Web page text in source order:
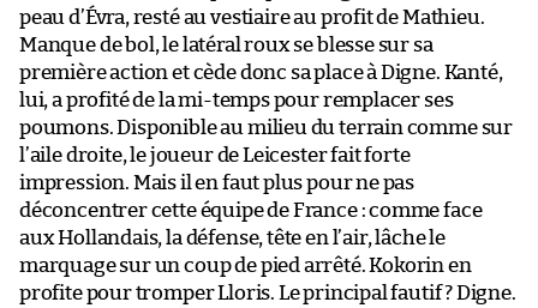
peau d’Évra, resté au vestiaire au profit de Mathieu.
Manque de bol, le latéral roux se blesse sur sa
première action et cède donc sa place à Digne. Kanté,
lui, a profité de la mi-temps pour remplacer ses
poumons. Disponible au milieu du terrain comme sur
l’aile droite, le joueur de Leicester fait forte
impression. Mais il en faut plus pour ne pas
déconcentrer cette équipe de France : comme face
aux Hollandais, la défense, tête en l’air, lâche le
marquage sur un coup de pied arrêté. Kokorin en
profite pour tromper Lloris. Le principal fautif ? Digne.